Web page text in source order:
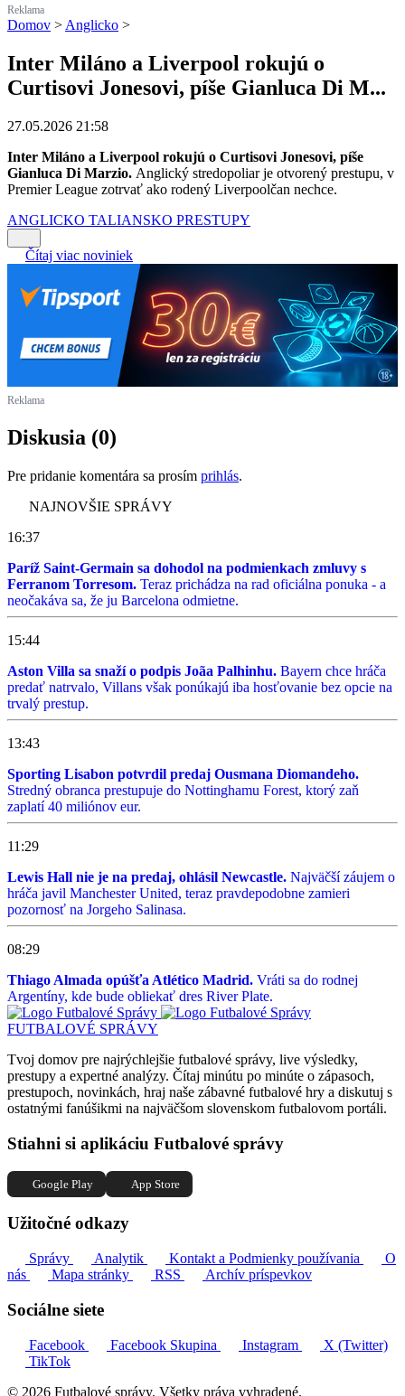
Reklama
Domov > Anglicko >
Inter Miláno a Liverpool rokujú o
Curtisovi Jonesovi, píše Gianluca Di M...
27.05.2026 21:58
Inter Miláno a Liverpool rokujú o Curtisovi Jonesovi, píše
Gianluca Di Marzio. Anglický stredopoliar je otvorený prestupu, v
Premier League zotrvať ako rodený Liverpoolčan nechce.
ANGLICKO TALIANSKO PRESTUPY
Čítaj viac noviniek
Reklama
Diskusia (0)
Pre pridanie komentára sa prosím prihlás.
NAJNOVŠIE SPRÁVY
16:37
Paríž Saint-Germain sa dohodol na podmienkach zmluvy s
Ferranom Torresom. Teraz prichádza na rad oficiálna ponuka - a
neočakáva sa, že ju Barcelona odmietne.
15:44
Aston Villa sa snaží o podpis Joãa Palhinhu. Bayern chce hráča
predať natrvalo, Villans však ponúkajú iba hosťovanie bez opcie na
trvalý prestup.
13:43
Sporting Lisabon potvrdil predaj Ousmana Diomandeho.
Stredný obranca prestupuje do Nottinghamu Forest, ktorý zaň
zaplatí 40 miliónov eur.
11:29
Lewis Hall nie je na predaj, ohlásil Newcastle. Najväčší záujem o
hráča javil Manchester United, teraz pravdepodobne zamieri
pozornosť na Jorgeho Salinasa.
08:29
Thiago Almada opúšťa Atlético Madrid. Vráti sa do rodnej
Argentíny, kde bude obliekať dres River Plate.
FUTBALOVÉ SPRÁVY
Tvoj domov pre najrýchlejšie futbalové správy, live výsledky,
prestupy a expertné analýzy. Čítaj minútu po minúte o zápasoch,
prestupoch, novinkách, hraj naše zábavné futbalové hry a diskutuj s
ostatnými fanúšikmi na najväčšom slovenskom futbalovom portáli.
Stiahni si aplikáciu Futbalové správy
Google Play App Store
Užitočné odkazy
Správy Analytik Kontakt a Podmienky používania
O
nás
Mapa stránky RSS Archív príspevkov
Sociálne siete
Facebook Facebook Skupina Instagram
X (Twitter)
TikTok
© 2026 Futbalové správy. Všetky práva vyhradené.